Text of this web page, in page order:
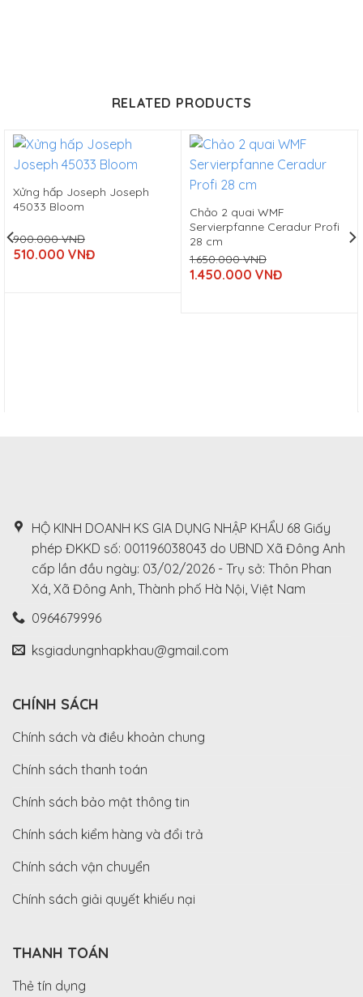
RELATED PRODUCTS
Xửng hấp Joseph Joseph
45033 Bloom
900.000VNĐ
Original
price
510.000 VNĐ
Chảo 2 quai WMF
Servierpfanne Ceradur Profi
28 cm
1.650.000VNĐ
Original
price
1.450.000 VNĐ
HỘ KINH DOANH KS GIA DỤNG NHẬP KHẨU 68 Giấy
phép ĐKKD số: 001196038043 do UBND Xã Đông Anh
cấp lần đầu ngày: 03/02/2026 - Trụ sở: Thôn Phan
Xá, Xã Đông Anh, Thành phố Hà Nội, Việt Nam
0964679996
ksgiadungnhapkhau@gmail.com
CHÍNH SÁCH
Chính sách và điều khoản chung
Chính sách thanh toán
Chính sách bảo mật thông tin
Chính sách kiểm hàng và đổi trả
Chính sách vận chuyển
Chính sách giải quyết khiếu nại
THANH TOÁN
Thẻ tín dụng